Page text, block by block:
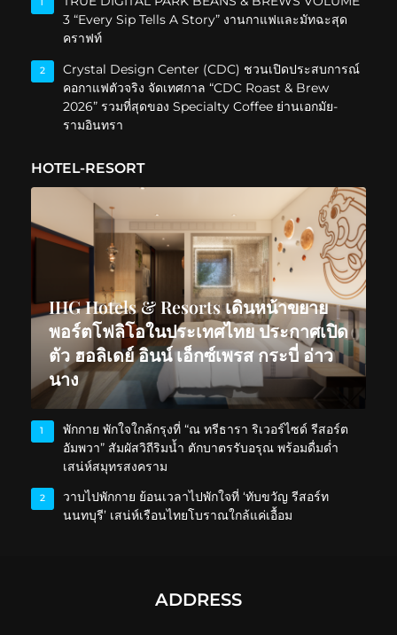
1
3 “Every Sip Tells A Story” งานกาแฟและมัทฉะสุด
คราฟท์
2
Crystal Design Center (CDC) ชวนเปิดประสบการณ์
คอกาแฟตัวจริง จัดเทศกาล “CDC Roast & Brew
2026” รวมที่สุดของ Specialty Coffee ย่านเอกมัย-
รามอินทรา
HOTEL-RESORT
IHG Hotels & Resorts เดินหน้าขยาย
พอร์ตโฟลิโอในประเทศไทย ประกาศเปิด
ตัว ฮอลิเดย์ อินน์ เอ็กซ์เพรส กระบี่ อ่าว
นาง
1
พักกาย พักใจใกล้กรุงที่ “ณ ทรีธารา ริเวอร์ไซด์ รีสอร์ต
อัมพวา” สัมผัสวิถีริมน้ำ ตักบาตรรับอรุณ พร้อมดื่มด่ำ
เสน่ห์สมุทรสงคราม
2
วาบไปพักกาย ย้อนเวลาไปพักใจที่ ‘ทับขวัญ รีสอร์ท
นนทบุรี’ เสน่ห์เรือนไทยโบราณใกล้แค่เอื้อม
ADDRESS